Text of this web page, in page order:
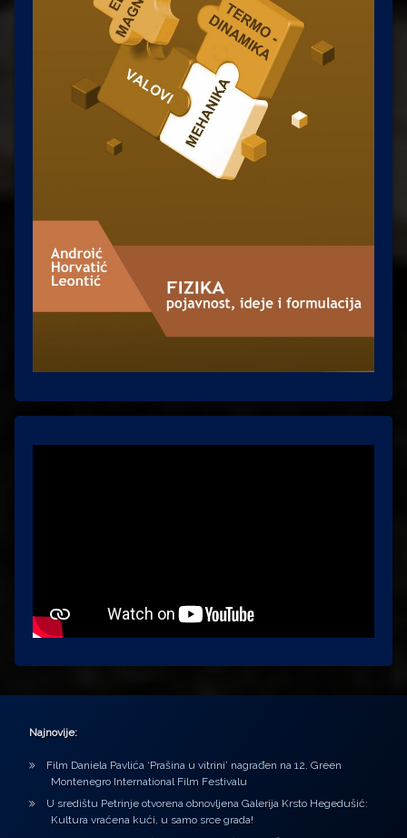
Najnovije:
Film Daniela Pavlića ‘Prašina u vitrini’ nagrađen na 12. Green
Montenegro International Film Festivalu
U središtu Petrinje otvorena obnovljena Galerija Krsto Hegedušić:
Kultura vraćena kući, u samo srce grada!